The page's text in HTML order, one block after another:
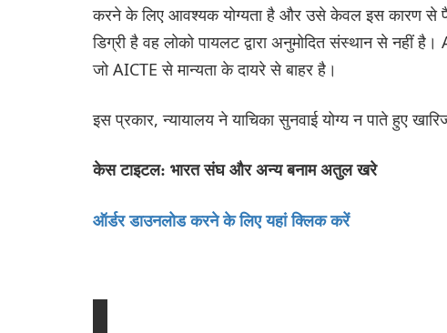
करने के लिए आवश्यक योग्यता है और उसे केवल इस कारण से
डिग्री है वह लोको पायलट द्वारा अनुमोदित संस्थान से नहीं
जो AICTE से मान्यता के दायरे से बाहर है।
इस प्रकार, न्यायालय ने याचिका सुनवाई योग्य न पाते हुए
केस टाइटल: भारत संघ और अन्य बनाम अतुल खरे
ऑर्डर डाउनलोड करने के लिए यहां क्लिक करें